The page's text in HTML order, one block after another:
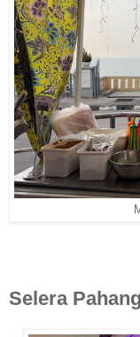
Selera Pahang